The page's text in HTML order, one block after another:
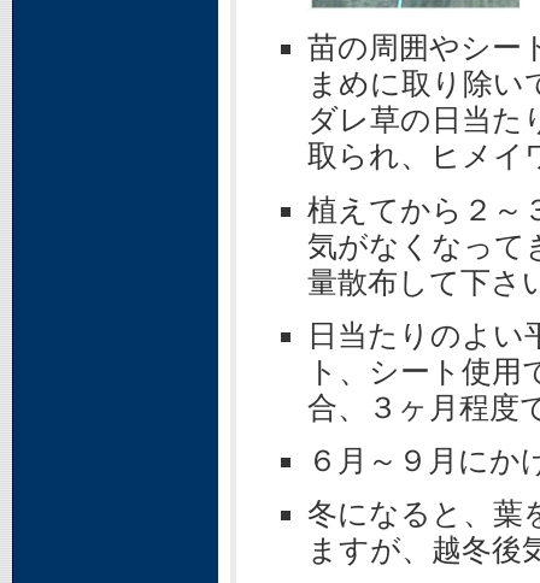
苗の周囲やシー
まめに取り除い
ダレ草の日当た
取られ、ヒメイ
植えてから２～
気がなくなって
量散布して下さ
日当たりのよい
ト、シート使
合、３ヶ月程度
６月～９月にか
冬になると、葉
ますが、越冬後